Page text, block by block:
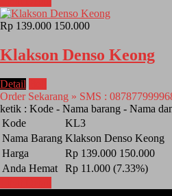
Rp 139.000 150.000
Klakson Denso Keong
Detail
Order Sekarang » SMS :
ketik : Kode - Nama barang - Nama
Kode
KL3
Nama Barang Klakson Denso Keong
Harga
Rp 139.000 150.000
Anda Hemat
Rp 11.000 (7.33%)